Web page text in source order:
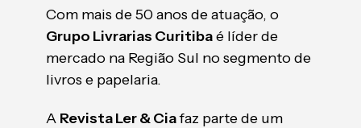
Com mais de 50 anos de atuação, o
Grupo Livrarias Curitibaé líder de
mercado na Região Sul no segmento de
livros e papelaria.
A Revista Ler & Ciafaz parte de um